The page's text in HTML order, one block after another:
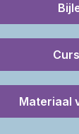
Materiaal